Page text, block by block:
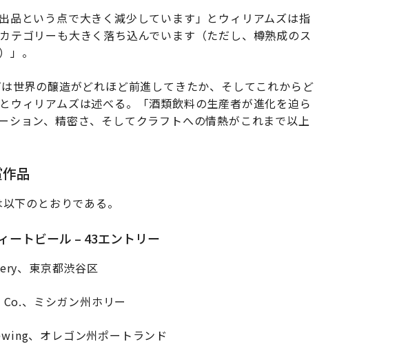
品という点で大きく減少しています」とウィリアムズは指
テゴリーも大きく落ち込んでいます（ただし、樽熟成のス
」。
世界の醸造がどれほど前進してきたか、そしてこれからど
ウィリアムズは述べる。「酒類飲料の生産者が進化を迫ら
ション、精密さ、そしてクラフトへの情熱がこれまで以上
品
下のとおりである。
ートビール – 43エントリー
、東京都渋谷区
、ミシガン州ホリー
、オレゴン州ポートランド